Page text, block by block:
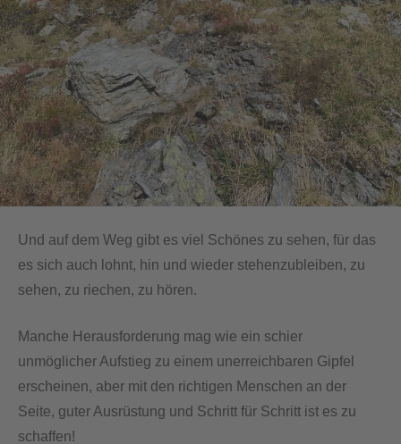
Und auf dem Weg gibt es viel Schönes zu sehen, für das
es sich auch lohnt, hin und wieder stehenzubleiben, zu
sehen, zu riechen, zu hören.
Manche Herausforderung mag wie ein schier
unmöglicher Aufstieg zu einem unerreichbaren Gipfel
erscheinen, aber mit den richtigen Menschen an der
Seite, guter Ausrüstung und Schritt für Schritt ist es zu
schaffen!